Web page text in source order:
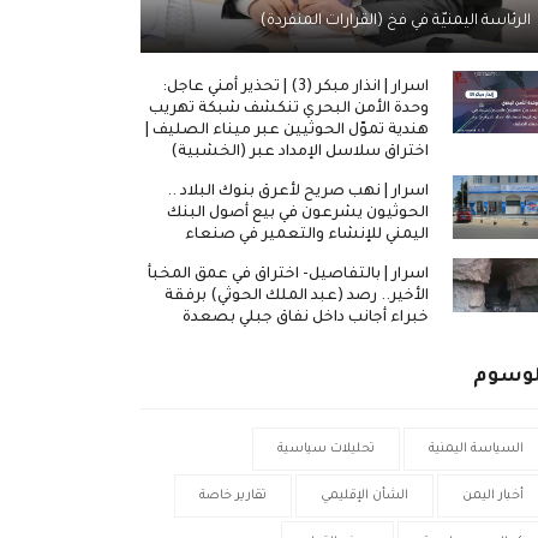
الرئاسة اليمنيّة في فخ (القرارات المنفردة)
اسرار | انذار مبكر (3) | تحذير أمني عاجل:
وحدة الأمن البحري تنكشف شبكة تهريب
هندية تموّل الحوثيين عبر ميناء الصليف |
اختراق سلاسل الإمداد عبر (الخشبية)
اسرار | نهب صريح لأعرق بنوك البلاد ..
الحوثيون يشرعون في بيع أصول البنك
اليمني للإنشاء والتعمير في صنعاء
اسرار | بالتفاصيل- اختراق في عمق المخبأ
الأخير.. رصد (عبد الملك الحوثي) برفقة
خبراء أجانب داخل نفاق جبلي بصعدة
السياسة اليمنية تحليلات سياسية
أخبار اليمن الشأن الإقليمي تقارير خاصة